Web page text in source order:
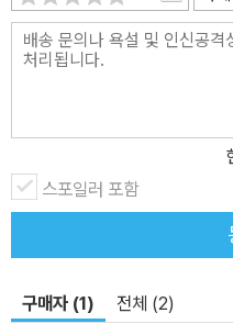
을 보여주고, 자신의 얼굴 생김
주고받는다. 그 와중에 소크라
방법은 고대 로마인이 코멘타
부르던 저술 형태?이를테면 카
된다. 그의 작품은 이소크라테
으며, 기원후 1세기의 수사학자
텔레스와 비겨도 손색이 없는
스포일러 포함
구매자 (1) 전체 (2)